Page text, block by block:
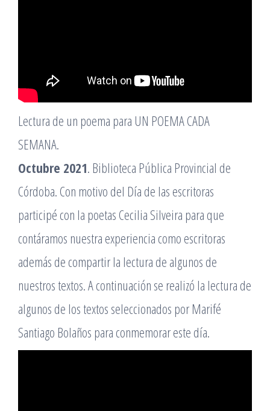
Lectura de un poema para UN POEMA CADA
SEMANA.
Octubre 2021. Biblioteca Pública Provincial de
Córdoba. Con motivo del Día de las escritoras
participé con la poetas Cecilia Silveira para que
contáramos nuestra experiencia como escritoras
además de compartir la lectura de algunos de
nuestros textos. A continuación se realizó la lectura de
algunos de los textos seleccionados por Marifé
Santiago Bolaños para conmemorar este día.